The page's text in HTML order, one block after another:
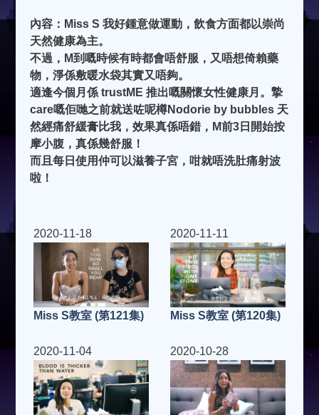
內容：Miss S 我好鍾意做運動，飲食方面都以崇尚
天然健康為主。
不過，M到嘅時候有時都會唔舒服，又唔想倚賴藥
物，淨係敷暖水袋其實又唔夠。
適逢今個月係 trustME 推出嘅關懷女性健康月。摯
care嘅佢哋之前就送咗呢樽Nodorie by bubbles 天
然經痛舒緩膏比我，效果真係唔錯，M前3日開始按
摩小腹，真係幾舒服！
而且每日使用仲可以滋養子宮，咁就唔洗肚痛射波
啦！
2020-11-18
Miss S教室 (第121集)
2020-11-11
Miss S教室 (第120集)
2020-11-04 2020-10-28